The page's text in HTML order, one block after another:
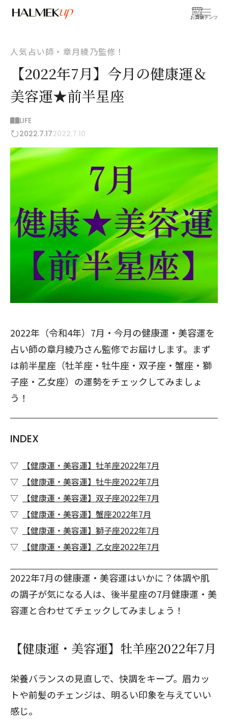
お買物
コンテンツ
人気占い師・章月綾乃監修！
【2022年7月】今月の健康運＆
美容運★前半星座
LIFE
2022.7.172022.7.10
2022年（令和4年）7月・今月の健康運・美容運を
占い師の章月綾乃さん監修でお届けします。まず
は前半星座（牡羊座・牡牛座・双子座・蟹座・獅
子座・乙女座）の運勢をチェックしてみましょ
う！
INDEX
【健康運・美容運】牡羊座2022年7月
【健康運・美容運】牡牛座2022年7月
【健康運・美容運】双子座2022年7月
【健康運・美容運】蟹座2022年7月
【健康運・美容運】獅子座2022年7月
【健康運・美容運】乙女座2022年7月
2022年7月の健康運・美容運はいかに？体調や肌
の調子が気になる人は、 後半星座の7月健康運・美
容運と合わせてチェックしてみましょう！
【健康運・美容運】牡羊座2022年7月
栄養バランスの見直しで、快調をキープ。眉カッ
トや前髪のチェンジは、明るい印象を与えていい
感じ。